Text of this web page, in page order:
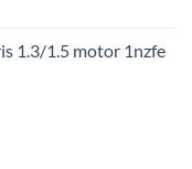
1.3/1.5 motor 1nzfe